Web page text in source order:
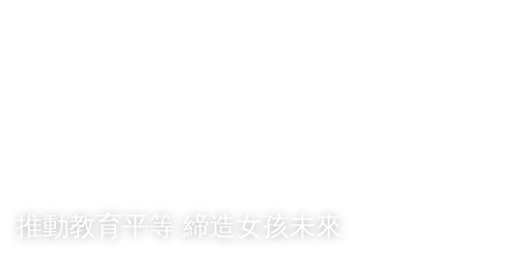
推動教育平等 締造女孩未來